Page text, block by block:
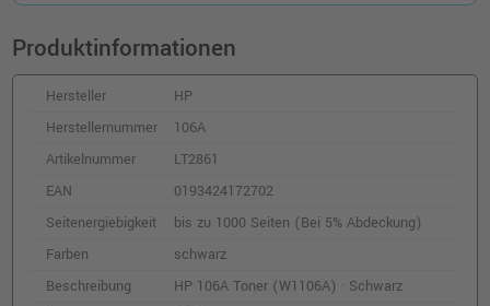
Produktinformationen
Hersteller
HP
Herstellernummer
106A
Artikelnummer
LT2861
EAN
0193424172702
Seitenergiebigkeit
bis zu 1000 Seiten (Bei 5% Abdeckung)
Farben
schwarz
Beschreibung
HP 106A Toner (W1106A) · Schwarz